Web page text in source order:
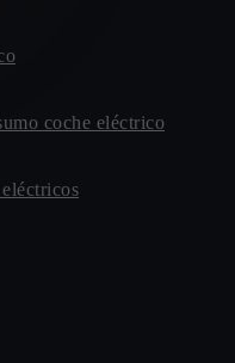
coche eléctrico